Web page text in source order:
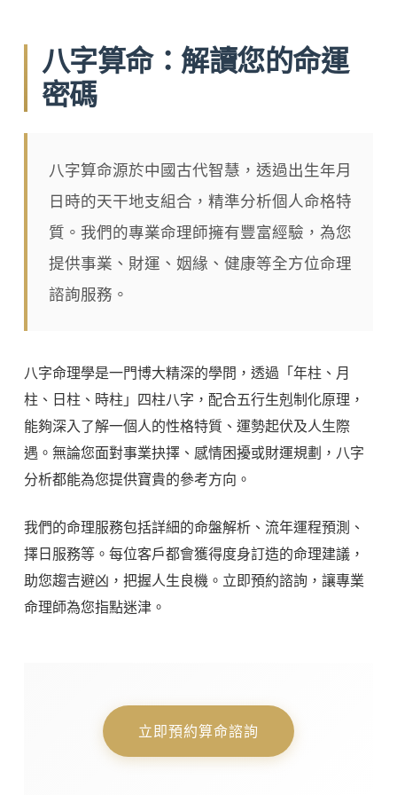
八字算命：解讀您的命運
密碼
八字算命源於中國古代智慧，透過出生年月
日時的天干地支組合，精準分析個人命格特
質。我們的專業命理師擁有豐富經驗，為您
提供事業、財運、姻緣、健康等全方位命理
諮詢服務。
八字命理學是一門博大精深的學問，透過「年柱、月
柱、日柱、時柱」四柱八字，配合五行生剋制化原理，
能夠深入了解一個人的性格特質、運勢起伏及人生際
遇。無論您面對事業抉擇、感情困擾或財運規劃，八字
分析都能為您提供寶貴的參考方向。
我們的命理服務包括詳細的命盤解析、流年運程預測、
擇日服務等。每位客戶都會獲得度身訂造的命理建議，
助您趨吉避凶，把握人生良機。立即預約諮詢，讓專業
命理師為您指點迷津。
立即預約算命諮詢